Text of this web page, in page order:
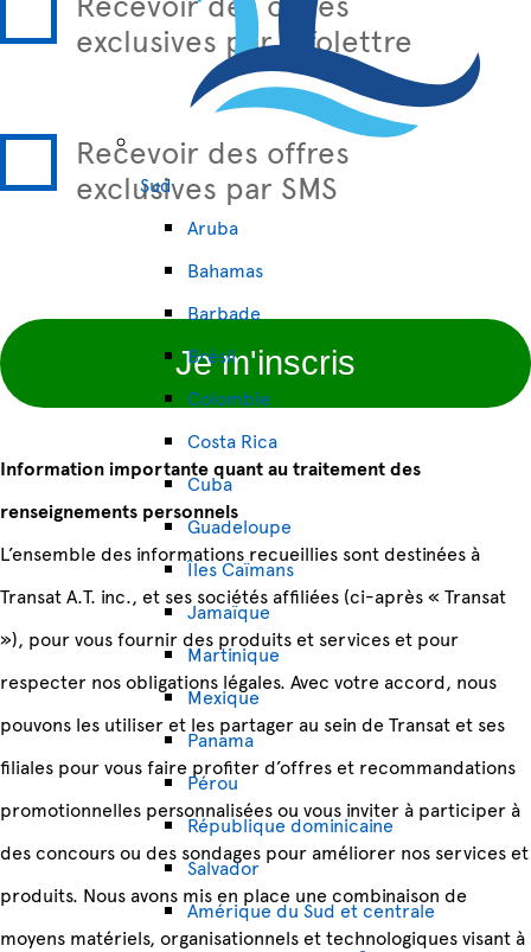
Sud
Aruba
Bahamas
Barbade
Brésil
Colombie
Costa Rica
Cuba
Guadeloupe
Îles Caïmans
Jamaïque
Martinique
Mexique
Panama
Pérou
République dominicaine
Salvador
Amérique du Sud et centrale
exclusives par infolettre
Recevoir des offres
exclusives par SMS
Je m'inscris
Information importante quant au traitement des
renseignements personnels
L’ensemble des informations recueillies sont destinées à
Transat A.T. inc., et ses sociétés affiliées (ci-après « Transat
»), pour vous fournir des produits et services et pour
respecter nos obligations légales. Avec votre accord, nous
pouvons les utiliser et les partager au sein de Transat et ses
filiales pour vous faire profiter d’offres et recommandations
promotionnelles personnalisées ou vous inviter à participer à
des concours ou des sondages pour améliorer nos services et
produits. Nous avons mis en place une combinaison de
moyens matériels, organisationnels et technologiques visant à